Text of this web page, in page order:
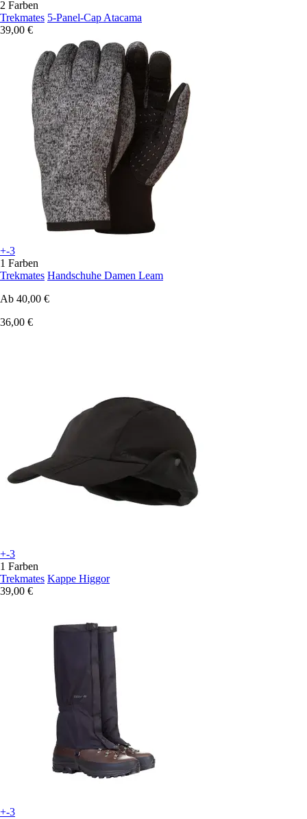
2 Farben
Trekmates 5-Panel-Cap Atacama
39,00 €
+-3
1 Farben
Trekmates Handschuhe Damen Leam
Ab 40,00 €
36,00 €
+-3
1 Farben
Trekmates Kappe Higgor
39,00 €
+-3